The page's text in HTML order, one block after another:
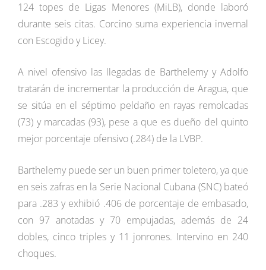
124 topes de Ligas Menores (MiLB), donde laboró
durante seis citas. Corcino suma experiencia invernal
con Escogido y Licey.
A nivel ofensivo las llegadas de Barthelemy y Adolfo
tratarán de incrementar la producción de Aragua, que
se sitúa en el séptimo peldaño en rayas remolcadas
(73) y marcadas (93), pese a que es dueño del quinto
mejor porcentaje ofensivo (.284) de la LVBP.
Barthelemy puede ser un buen primer toletero, ya que
en seis zafras en la Serie Nacional Cubana (SNC) bateó
para .283 y exhibió .406 de porcentaje de embasado,
con 97 anotadas y 70 empujadas, además de 24
dobles, cinco triples y 11 jonrones. Intervino en 240
choques.